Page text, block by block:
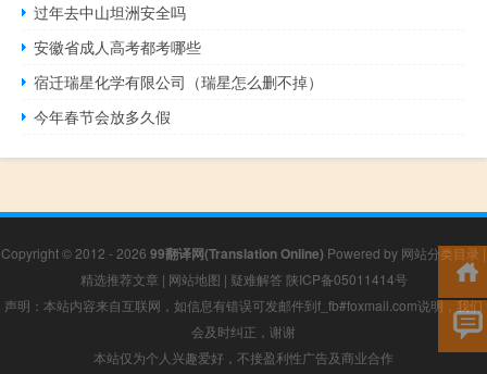
过年去中山坦洲安全吗
安徽省成人高考都考哪些
宿迁瑞星化学有限公司（瑞星怎么删不掉）
今年春节会放多久假
Copyright © 2012 - 2026 99翻译网(Translation Online) Powered by 网站分类目录 |
精选推荐文章 | 网站地图 | 疑难解答 陕ICP备05011414号
声明：本站内容来自互联网，如信息有错误可发邮件到f_fb#foxmail.com说明，我们
会及时纠正，谢谢
本站仅为个人兴趣爱好，不接盈利性广告及商业合作